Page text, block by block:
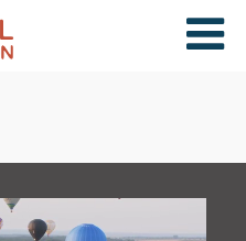
×
PAYS